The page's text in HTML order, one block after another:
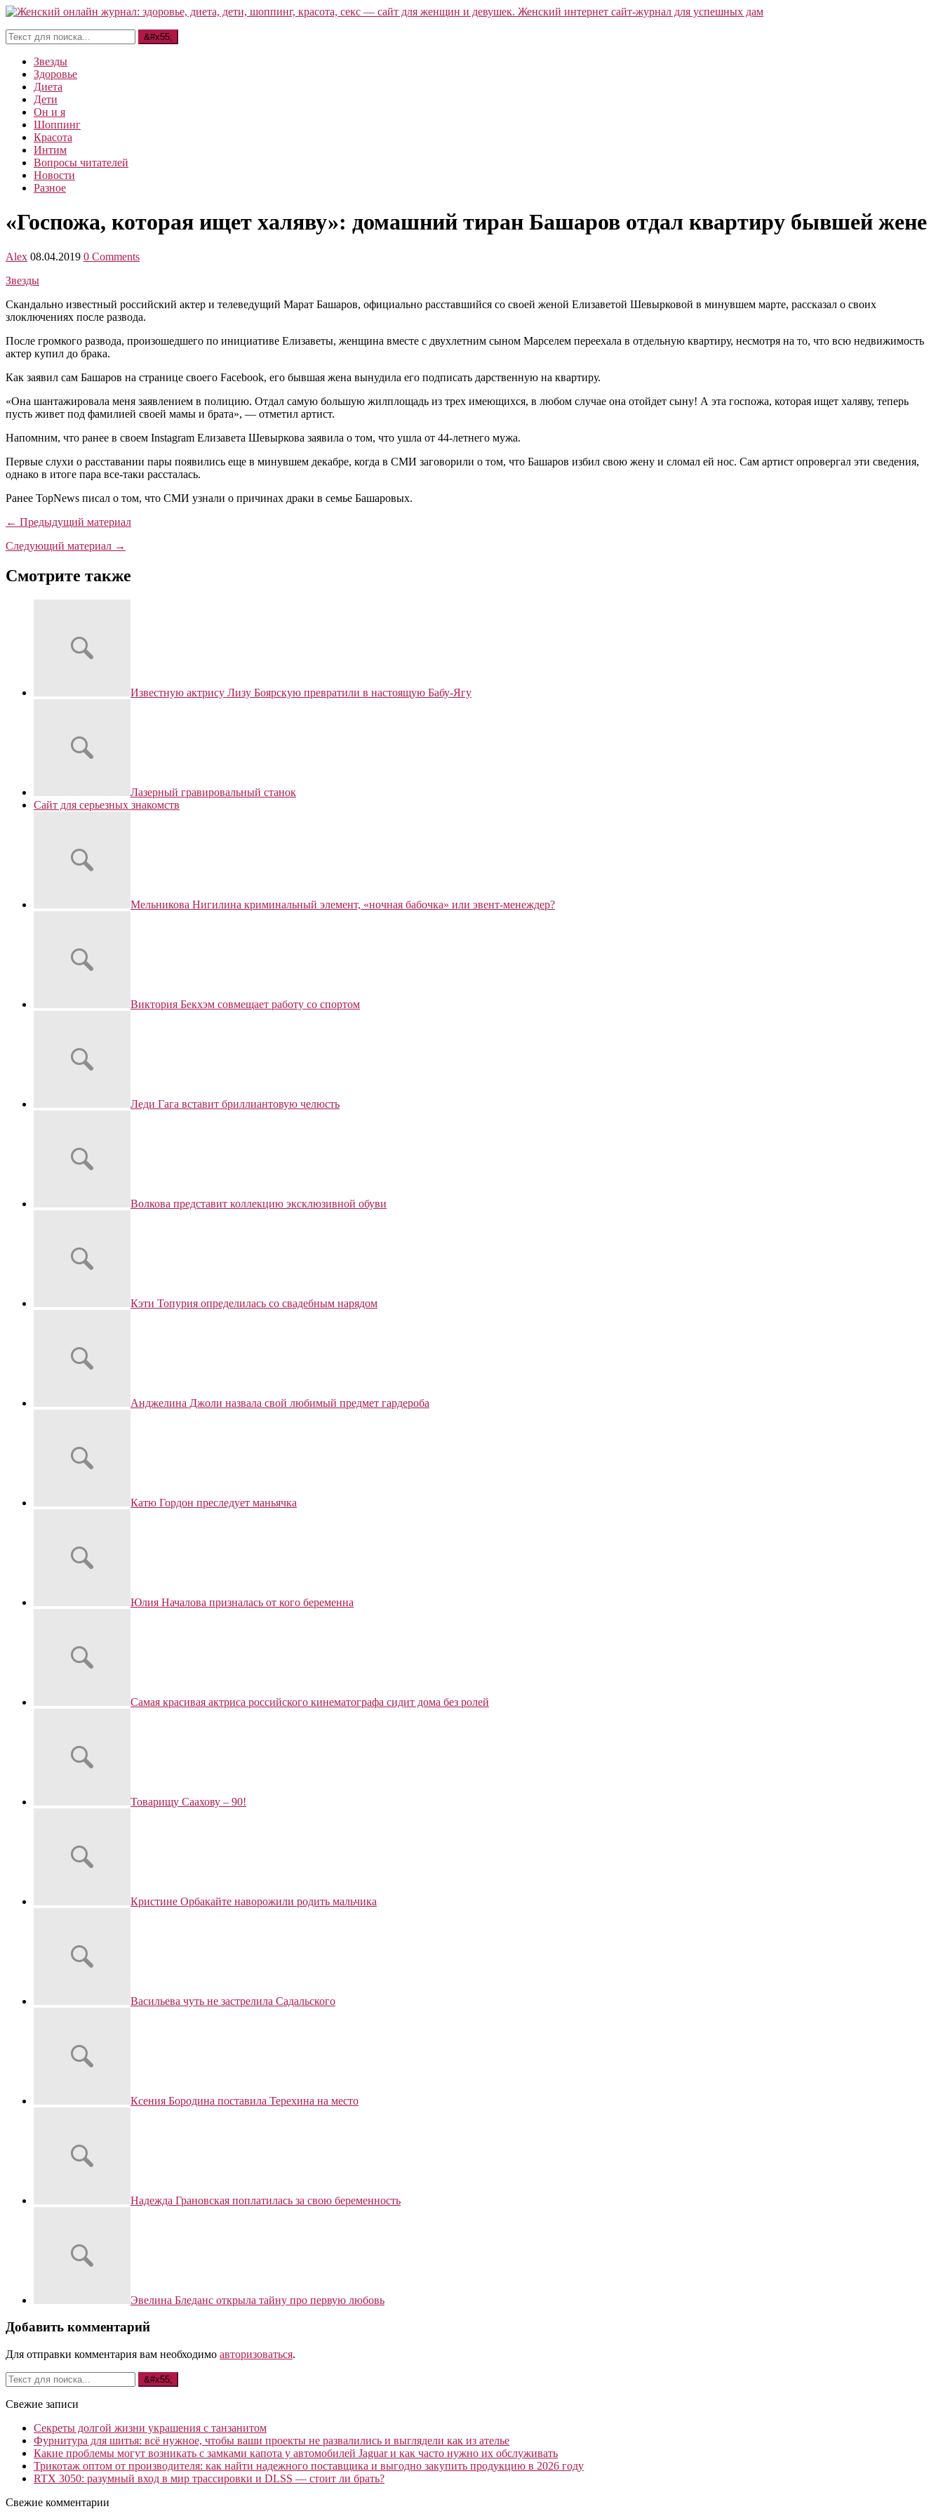
Звезды
Здоровье
Диета
Дети
Он и я
Шоппинг
Красота
Интим
Вопросы читателей
Новости
Разное
«Госпожа, которая ищет халяву»: домашний тиран Башаров отдал квартиру бывшей жене
Alex 08.04.2019 0 Comments
Звезды
Скандально известный российский актер и телеведущий Марат Башаров, официально расставшийся со своей женой Елизаветой Шевырковой в минувшем марте, рассказал о своих
злоключениях после развода.
После громкого развода, произошедшего по инициативе Елизаветы, женщина вместе с двухлетним сыном Марселем переехала в отдельную квартиру, несмотря на то, что всю недвижимость
актер купил до брака.
Как заявил сам Башаров на странице своего Facebook, его бывшая жена вынудила его подписать дарственную на квартиру.
«Она шантажировала меня заявлением в полицию. Отдал самую большую жилплощадь из трех имеющихся, в любом случае она отойдет сыну! А эта госпожа, которая ищет халяву, теперь
пусть живет под фамилией своей мамы и брата», — отметил артист.
Напомним, что ранее в своем Instagram Елизавета Шевыркова заявила о том, что ушла от 44-летнего мужа.
Первые слухи о расставании пары появились еще в минувшем декабре, когда в СМИ заговорили о том, что Башаров избил свою жену и сломал ей нос. Сам артист опровергал эти сведения,
однако в итоге пара все-таки рассталась.
Ранее TopNews писал о том, что СМИ узнали о причинах драки в семье Башаровых.
← Предыдущий материал
Следующий материал →
Смотрите также
Известную актрису Лизу Боярскую превратили в настоящую Бабу-Ягу
Лазерный гравировальный станок
Сайт для серьезных знакомств
Мельникова Нигилина криминальный элемент, «ночная бабочка» или эвент-менеждер?
Виктория Бекхэм совмещает работу со спортом
Леди Гага вставит бриллиантовую челюсть
Волкова представит коллекцию эксклюзивной обуви
Кэти Топурия определилась со свадебным нарядом
Анджелина Джоли назвала свой любимый предмет гардероба
Катю Гордон преследует маньячка
Юлия Началова призналась от кого беременна
Самая красивая актриса российского кинематографа сидит дома без ролей
Товарищу Саахову – 90!
Кристине Орбакайте наворожили родить мальчика
Васильева чуть не застрелила Садальского
Ксения Бородина поставила Терехина на место
Надежда Грановская поплатилась за свою беременность
Эвелина Бледанс открыла тайну про первую любовь
Добавить комментарий
Для отправки комментария вам необходимо авторизоваться.
Свежие записи
Секреты долгой жизни украшения с танзанитом
Фурнитура для шитья: всё нужное, чтобы ваши проекты не развалились и выглядели как из ателье
Какие проблемы могут возникать с замками капота у автомобилей Jaguar и как часто нужно их обслуживать
Трикотаж оптом от производителя: как найти надежного поставщика и выгодно закупить продукцию в 2026 году
RTX 3050: разумный вход в мир трассировки и DLSS — стоит ли брать?
Свежие комментарии